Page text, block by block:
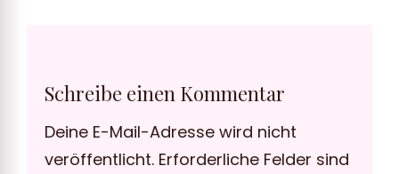
Schreibe einen Kommentar
Deine E-Mail-Adresse wird nicht
veröffentlicht. Erforderliche Felder sind